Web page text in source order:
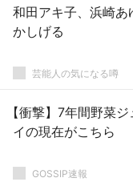
和田アキ子、浜崎
かしげる
芸能人の気になる噂
【衝撃】7年間野菜
イの現在がこちら
GOSSIP速報